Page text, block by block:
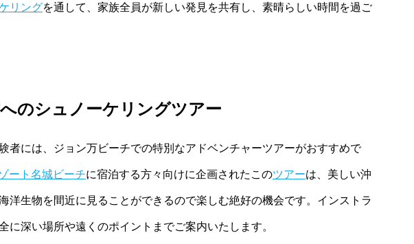
リングを通して、家族全員が新しい発見を共有し、素晴らしい時間を過ご
のシュノーケリングツアー
者には、ジョン万ビーチでの特別なアドベンチャーツアーがおすすめで
ート名城ビーチに宿泊する方々向けに企画されたこのツアーは、美しい沖
洋生物を間近に見ることができるので楽しむ絶好の機会です。インストラ
に深い場所や遠くのポイントまでご案内いたします。